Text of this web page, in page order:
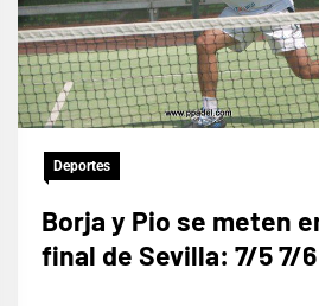
Deportes
Borja y Pio se meten
final de Sevilla: 7/5 7/6